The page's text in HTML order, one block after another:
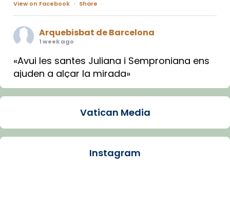
View on Facebook · Share
Arquebisbat de Barcelona
1 week ago
«Avui les santes Juliana i Semproniana ens
ajuden a alçar la mirada»
Mons. Sergi Gordo, bisbe de Tortosa, ha
Santes de Mataró.
🔗tinyurl.com/cvu5jmbk
Vatican Media
Instagram